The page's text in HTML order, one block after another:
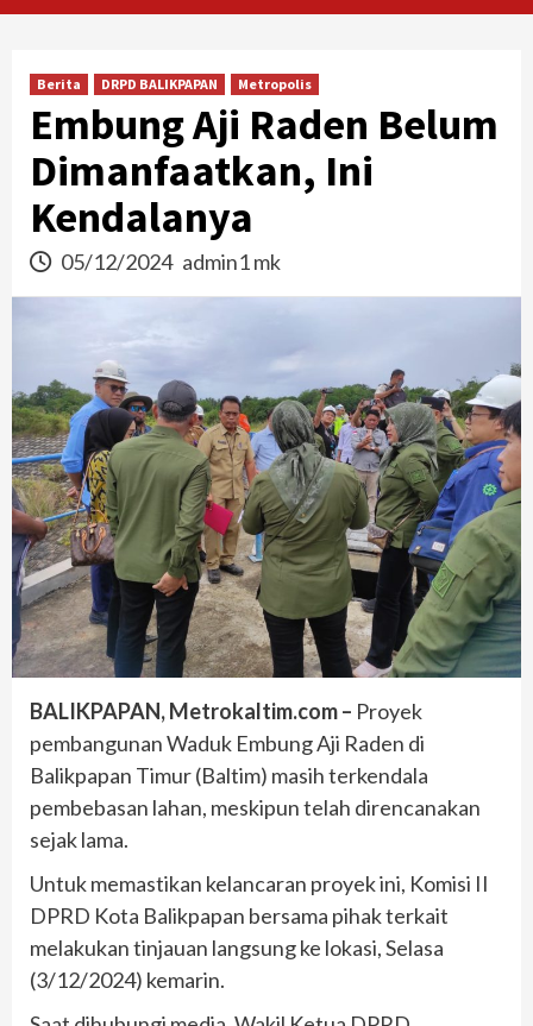
Berita DRPD BALIKPAPAN Metropolis
Embung Aji Raden Belum
Dimanfaatkan, Ini
Kendalanya
05/12/2024 admin1 mk
BALIKPAPAN, Metrokaltim.com – Proyek
pembangunan Waduk Embung Aji Raden di
Balikpapan Timur (Baltim) masih terkendala
pembebasan lahan, meskipun telah direncanakan
sejak lama.
Untuk memastikan kelancaran proyek ini, Komisi II
DPRD Kota Balikpapan bersama pihak terkait
melakukan tinjauan langsung ke lokasi, Selasa
(3/12/2024) kemarin.